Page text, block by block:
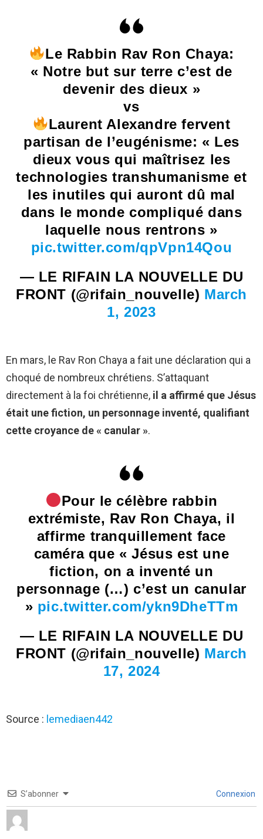
Le Rabbin Rav Ron Chaya:
« Notre but sur terre c’est de
devenir des dieux »
vs
Laurent Alexandre fervent
partisan de l’eugénisme: « Les
dieux vous qui maîtrisez les
technologies transhumanisme et
les inutiles qui auront dû mal
dans le monde compliqué dans
laquelle nous rentrons »
pic.twitter.com/qpVpn14Qou
— LE RIFAIN LA NOUVELLE DU
FRONT (@rifain_nouvelle) March
1, 2023
En mars, le Rav Ron Chaya a fait une déclaration qui a
choqué de nombreux chrétiens. S’attaquant
directement à la foi chrétienne, il a affirmé que Jésus
était une fiction, un personnage inventé, qualifiant
cette croyance de « canular ».
Pour le célèbre rabbin
extrémiste, Rav Ron Chaya, il
affirme tranquillement face
caméra que « Jésus est une
fiction, on a inventé un
personnage (…) c’est un canular
» pic.twitter.com/ykn9DheTTm
— LE RIFAIN LA NOUVELLE DU
FRONT (@rifain_nouvelle) March
17, 2024
Source : lemediaen442
S’abonner Connexion